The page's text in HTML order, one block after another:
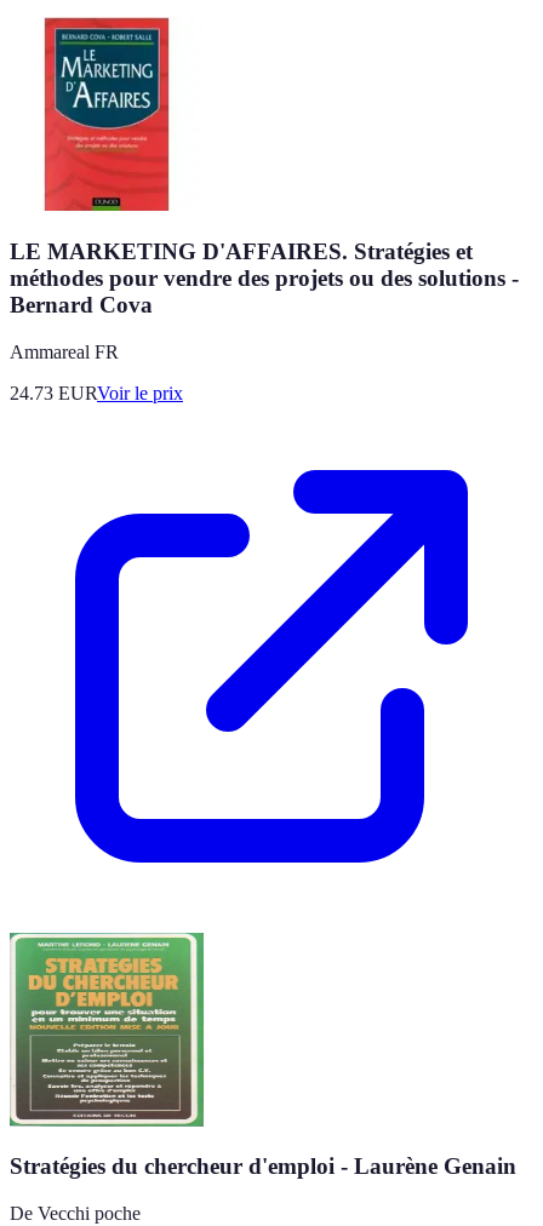
LE MARKETING D'AFFAIRES. Stratégies et
méthodes pour vendre des projets ou des solutions -
Bernard Cova
Ammareal FR
24.73 EURVoir le prix
Stratégies du chercheur d'emploi - Laurène Genain
De Vecchi poche